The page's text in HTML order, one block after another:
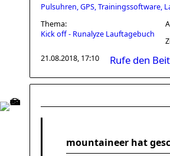
Pulsuhren, GPS, Trainingssoftware,
Thema:
Kick off - Runalyze Lauftagebuch
21.08.2018, 17:10
Rufe den
mountaineer hat